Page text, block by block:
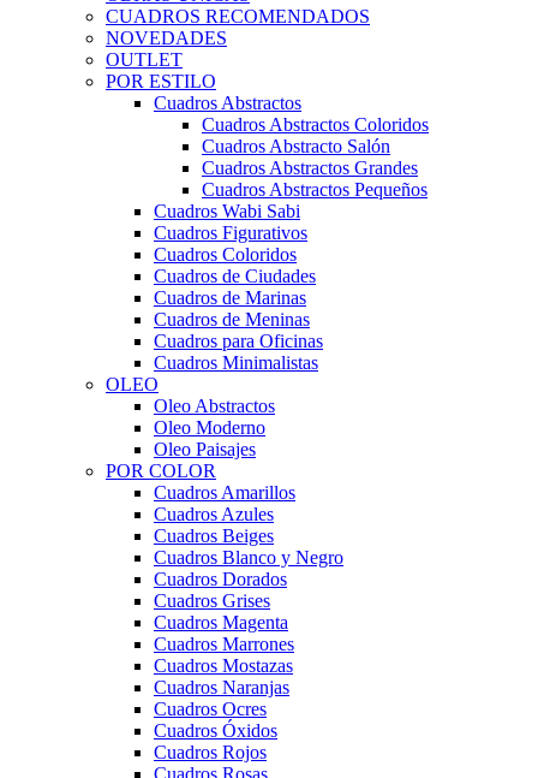
CUADROS RECOMENDADOS
NOVEDADES
OUTLET
POR ESTILO
Cuadros Abstractos
Cuadros Abstractos Coloridos
Cuadros Abstracto Salón
Cuadros Abstractos Grandes
Cuadros Abstractos Pequeños
Cuadros Wabi Sabi
Cuadros Figurativos
Cuadros Coloridos
Cuadros de Ciudades
Cuadros de Marinas
Cuadros de Meninas
Cuadros para Oficinas
Cuadros Minimalistas
OLEO
Oleo Abstractos
Oleo Moderno
Oleo Paisajes
POR COLOR
Cuadros Amarillos
Cuadros Azules
Cuadros Beiges
Cuadros Blanco y Negro
Cuadros Dorados
Cuadros Grises
Cuadros Magenta
Cuadros Marrones
Cuadros Mostazas
Cuadros Naranjas
Cuadros Ocres
Cuadros Óxidos
Cuadros Rojos
Cuadros Rosas